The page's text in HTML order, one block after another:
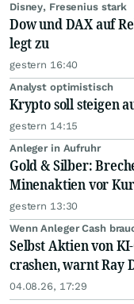
Disney, Fresenius stark
Dow und DAX auf
legt zu
gestern 16:40
Analyst optimistisch
Krypto soll steigen
gestern 14:15
Anleger in Aufruhr
Gold & Silber:
Minenaktien vor
gestern 13:30
Wenn Anleger Cash
Selbst Aktien von
crashen, warnt Ray
04.08.26, 17:29